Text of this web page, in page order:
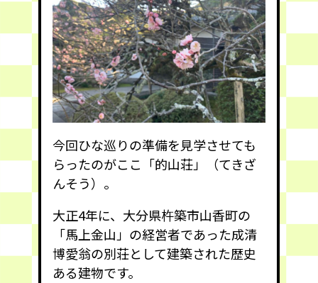
今回ひな巡りの準備を見学させても
らったのがここ「的山荘」（てきざ
んそう）。
大正4年に、大分県杵築市山香町の
「馬上金山」の経営者であった成清
博愛翁の別荘として建築された歴史
ある建物です。